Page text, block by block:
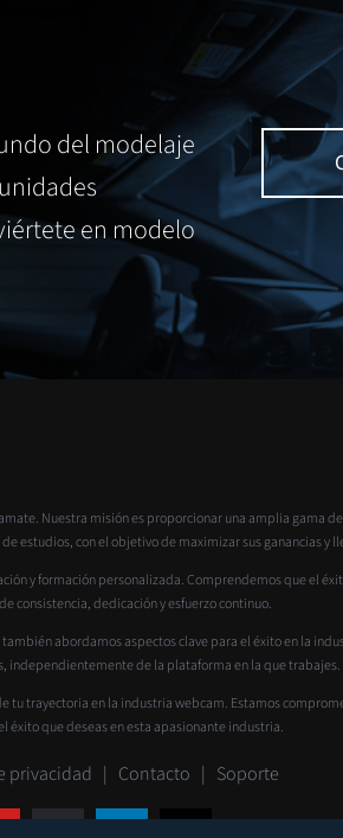
del modelaje
en modelo
Nuestra misión es proporcionar una amplia gama
con el objetivo de maximizar sus ganancias y
y formación personalizada. Comprendemos que el
consistencia, dedicación y esfuerzo continuo.
abordamos aspectos clave para el éxito en la
independientemente de la plataforma en la que trabajes.
trayectoria en la industria webcam. Estamos
éxito que deseas en esta apasionante industria.
privacidad | Contacto | Soporte